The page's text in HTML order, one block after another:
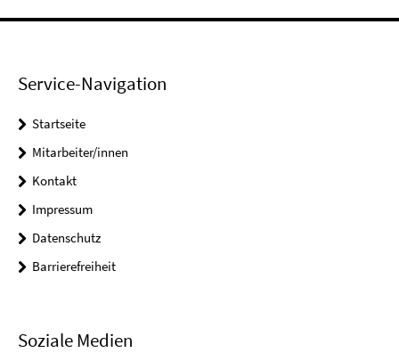
Service-Navigation
Startseite
Mitarbeiter/innen
Kontakt
Impressum
Datenschutz
Barrierefreiheit
Soziale Medien